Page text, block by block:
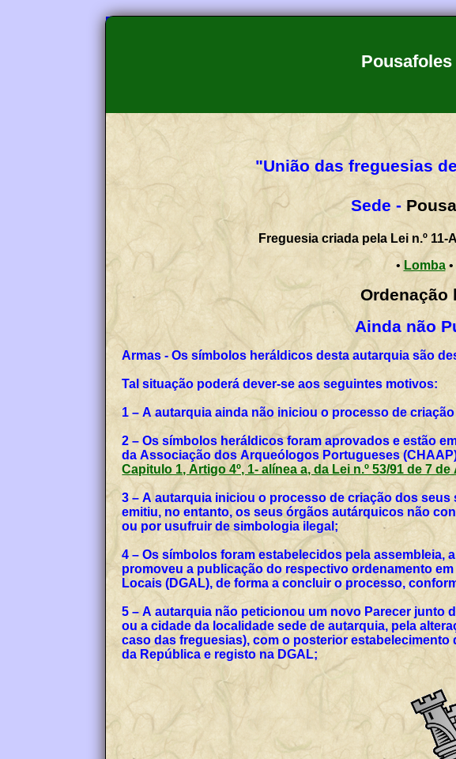
"União das freguesias
Sede -
Freguesia criada pela Lei n.º
• Lomba•
Ordenação
Ainda não
Armas - Os símbolos heráldicos desta autarquia são
Tal situação poderá dever-se aos seguintes motivos:
1 – A autarquia ainda não iniciou o processo de
2 – Os símbolos heráldicos foram aprovados e estão
da Associação dos Arqueólogos Portugueses
Capitulo 1, Artigo 4º, 1- alínea a, da Lei n.º 53/91 de 7
3 – A autarquia iniciou o processo de criação dos
emitiu, no entanto, os seus órgãos autárquicos não
ou por usufruir de simbologia ilegal;
4 – Os símbolos foram estabelecidos pela assembleia,
promoveu a publicação do respectivo ordenamento
Locais (DGAL), de forma a concluir o processo,
5 – A autarquia não peticionou um novo Parecer junto
ou a cidade da localidade sede de autarquia, pela
caso das freguesias), com o posterior
da República e registo na DGAL;